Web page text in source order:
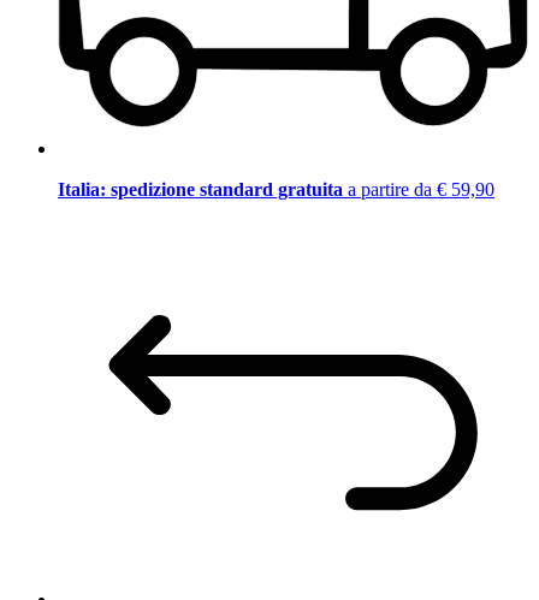
Italia: spedizione standard gratuita a partire da € 59,90